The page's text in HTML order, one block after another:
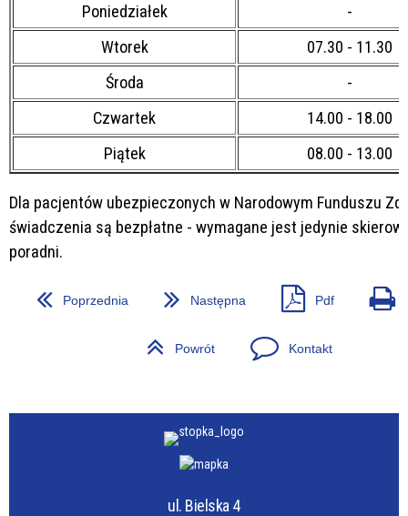
Poniedziałek
-
Wtorek
07.30 - 11.30
Środa
-
Czwartek
14.00 - 18.00
Piątek
08.00 - 13.00
Dla pacjentów ubezpieczonych w Narodowym Funduszu
świadczenia są bezpłatne - wymagane jest jedynie
poradni.
Poprzednia Następna Pdf
Powrót Kontakt
ul. Bielska 4